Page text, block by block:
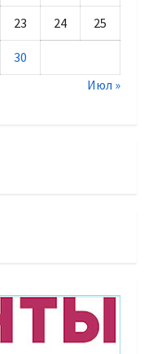
23 24 25
30
Июл »